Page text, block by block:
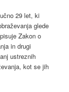
29 let, ki
glede
Zakon o
in drugi
ustreznih
kot se jih